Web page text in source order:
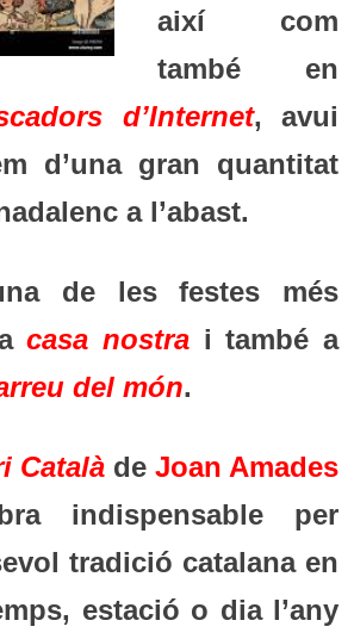
així com
també en
d’Internet, avui
d’una gran quantitat
a l’abast.
de les festes més
acasa nostra i també a
del món.
CatalàdeJoan Amades
indispensable per
tradició catalana en
estació o dia l’any